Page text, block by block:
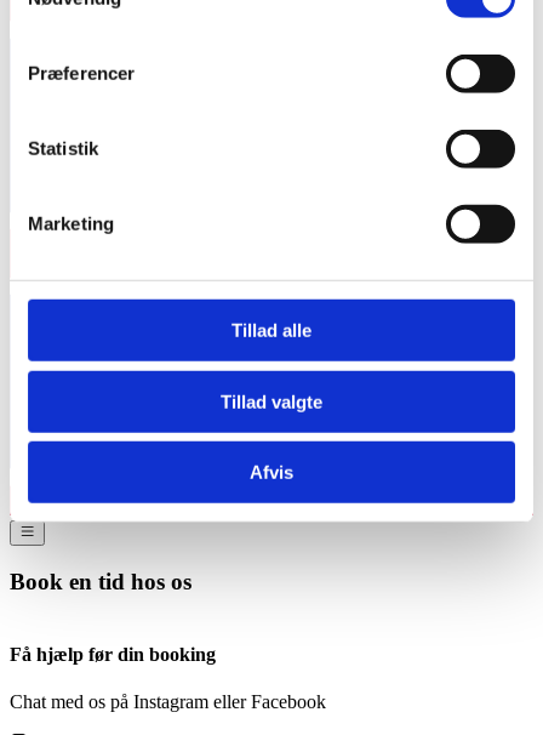
Præferencer
Statistik
Marketing
Tillad alle
Tillad valgte
Afvis
Book en tid hos os
Få hjælp før din booking
Chat med os på Instagram eller Facebook